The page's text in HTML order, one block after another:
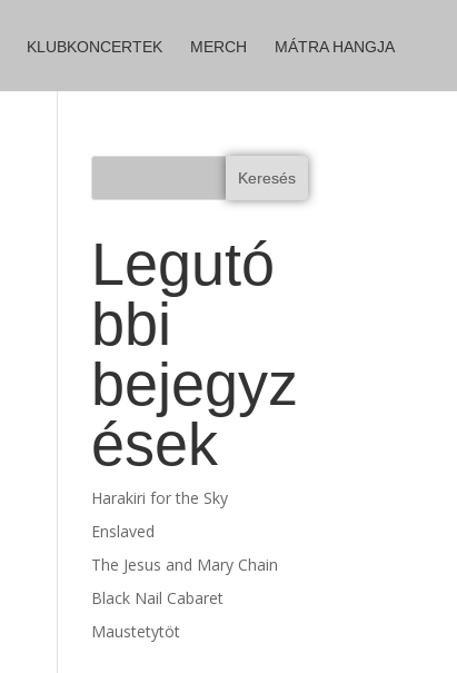
KLUBKONCERTEK MERCH MÁTRA HANGJA
Keresés
Legutó
bbi
bejegyz
ések
Harakiri for the Sky
Enslaved
The Jesus and Mary Chain
Black Nail Cabaret
Maustetytöt